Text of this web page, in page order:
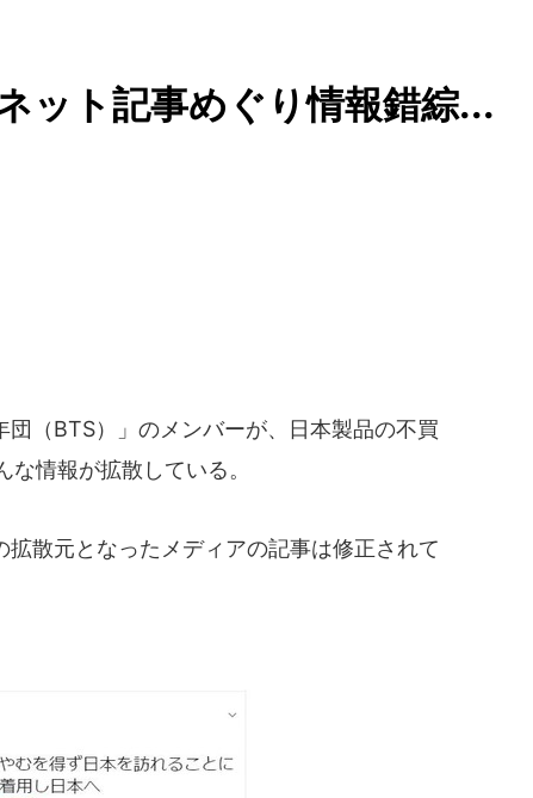
ット記事めぐり情報錯綜...
（BTS）」のメンバーが、日本製品の不買
情報が拡散している。
散元となったメディアの記事は修正されて